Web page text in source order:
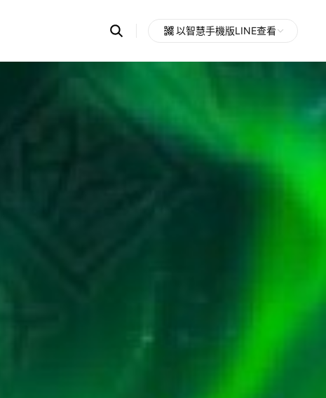
Search
OpenChats
messages
search
以智慧手機版LINE查看